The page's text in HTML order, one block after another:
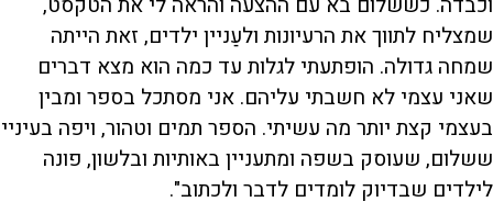
שמצליח לתווך את הרעיונות ולעַניין ילדים, זאת הייתה
שמחה גדולה. הופתעתי לגלות עד כמה הוא מצא דברים
שאני עצמי לא חשבתי עליהם. אני מסתכל בספר ומבין
בעצמי קצת יותר מה עשיתי. הספר תמים וטהור, ויפה בעיניי
ששלום, שעוסק בשפה ומתעניין באותיות ובלשון, פונה
לילדים שבדיוק לומדים לדבר ולכתוב".